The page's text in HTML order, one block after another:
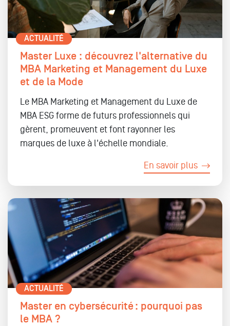
ACTUALITÉ
Master Luxe : découvrez l'alternative du
MBA Marketing et Management du Luxe
et de la Mode
Le MBA Marketing et Management du Luxe de
MBA ESG forme de futurs professionnels qui
gèrent, promeuvent et font rayonner les
marques de luxe à l'échelle mondiale.
En savoir plus
ACTUALITÉ
Master en cybersécurité : pourquoi pas
le MBA ?